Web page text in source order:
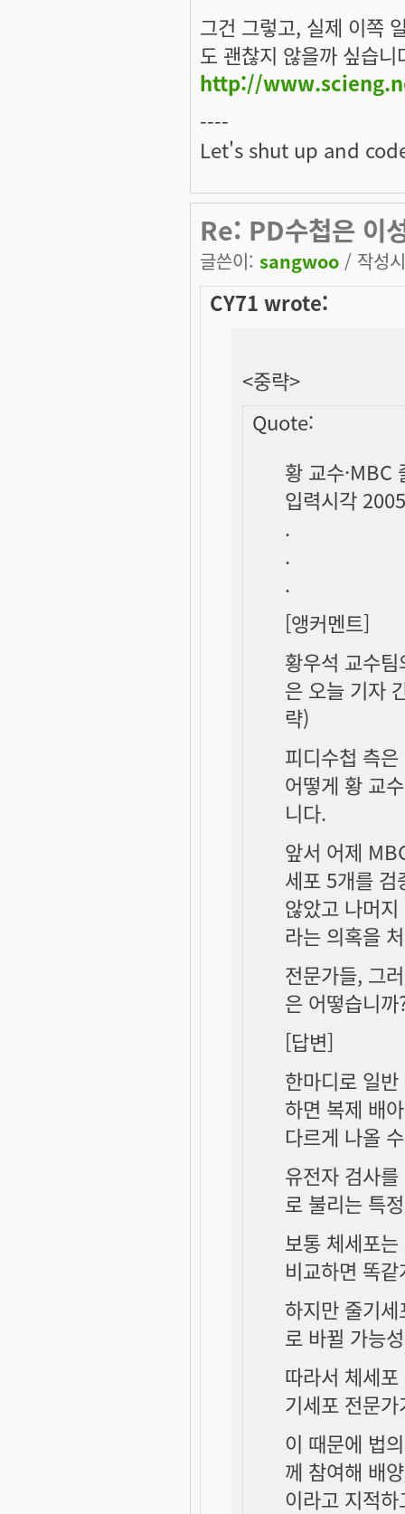
그건 그렇고, 실제 이쪽
도 괜찮지 않을까 싶습니
http://
----
Let's shut up and
Re: PD수첩은 이
글쓴이: sangwoo / 작성
CY71 wrote:
<중략>
Quote:
황 교수·MBC
입력시각
.
.
.
[앵커멘트]
황우석 교수
은 오늘 기자
략)
피디수첩 측
어떻게 황 교
니다.
앞서 어제
세포 5개를 검
않았고 나머
라는 의혹을
전문가들, 그
은 어떻습니까
[답변]
한마디로 일
하면 복제 배
다르게 나올
유전자 검사
로 불리는 특
보통 체세포
비교하면 똑
하지만 줄기
로 바뀔 가능
따라서 체세
기세포 전문
이 때문에 법
께 참여해 배
이라고 지적